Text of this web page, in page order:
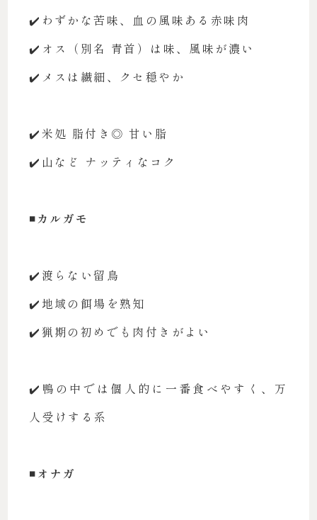
✔️わずかな苦味、血の風味ある赤味肉
✔️オス（別名 青首）は味、風味が濃い
✔️メスは繊細、クセ穏やか
✔️米処 脂付き◎ 甘い脂
✔️山など ナッティなコク
◾️カルガモ
✔️渡らない留鳥
✔️地域の餌場を熟知
✔️猟期の初めでも肉付きがよい
✔️鴨の中では個人的に一番食べやすく、万
人受けする系
◾️オナガ